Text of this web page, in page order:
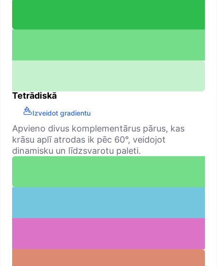
Tetrādiskā
Izveidot gradientu
Apvieno divus komplementārus pārus, kas
krāsu aplī atrodas ik pēc 60°, veidojot
dinamisku un līdzsvarotu paleti.